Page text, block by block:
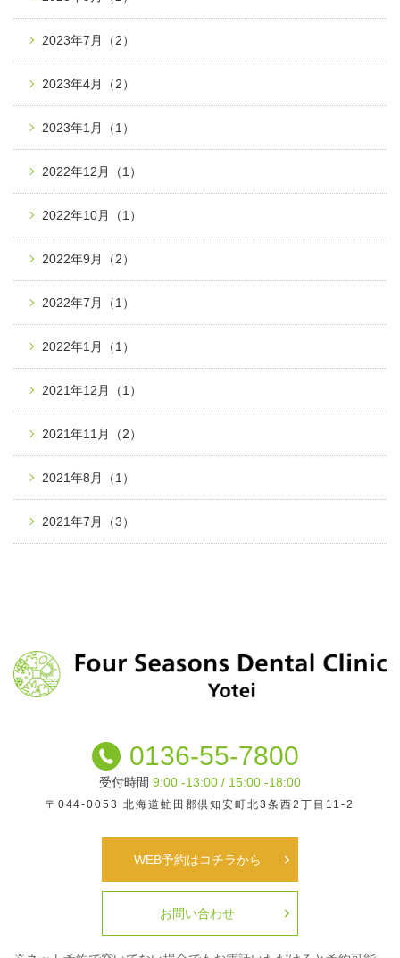
2023年7月 （2）
2023年4月 （2）
2023年1月 （1）
2022年12月 （1）
2022年10月 （1）
2022年9月 （2）
2022年7月 （1）
2022年1月 （1）
2021年12月 （1）
2021年11月 （2）
2021年8月 （1）
2021年7月 （3）
0136-55-7800
受付時間 9:00 -13:00 / 15:00 -18:00
〒044-0053 北海道虻田郡倶知安町北3条西2丁目11-2
WEB予約はコチラから
お問い合わせ